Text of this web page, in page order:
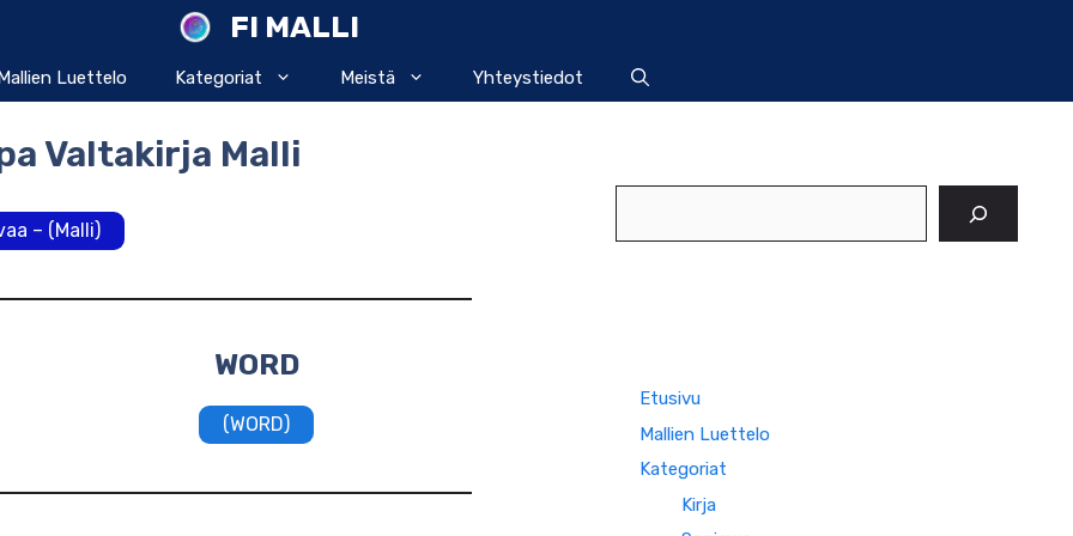
FI MALLI
Luettelo Kategoriat Meistä Yhteystiedot
Valtakirja Malli
– (Malli)
WORD
(WORD)
Etusivu
Mallien Luettelo
Kategoriat
Kirja